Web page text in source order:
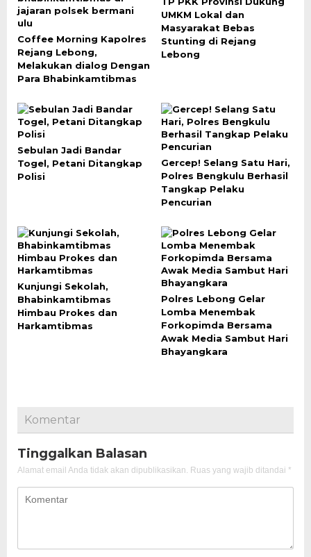
Coffee Morning Kapolres
Rejang Lebong,
Melakukan dialog Dengan
Para Bhabinkamtibmas
UMKM Lokal dan
Masyarakat Bebas
Stunting di Rejang
Lebong
Sebulan Jadi Bandar
Togel, Petani Ditangkap
Polisi
Gercep! Selang Satu Hari,
Polres Bengkulu Berhasil
Tangkap Pelaku
Pencurian
Kunjungi Sekolah,
Bhabinkamtibmas
Himbau Prokes dan
Harkamtibmas
Polres Lebong Gelar
Lomba Menembak
Forkopimda Bersama
Awak Media Sambut Hari
Bhayangkara
Komentar
Tinggalkan Balasan
Alamat email Anda tidak akan dipublikasikan. Ruas yang wajib ditandai *